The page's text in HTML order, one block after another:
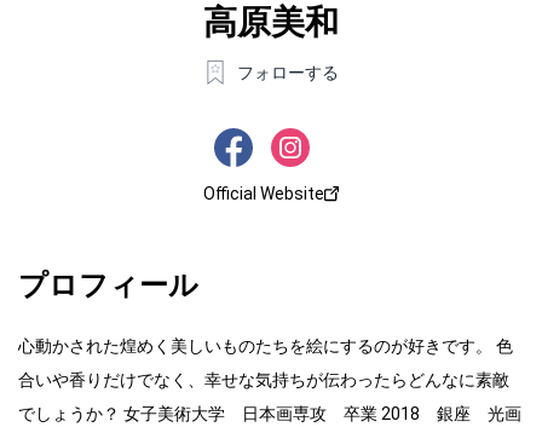
高原美和
フォローする
Official Website
プロフィール
心動かされた煌めく美しいものたちを絵にするのが好きです。 色
合いや香りだけでなく、幸せな気持ちが伝わったらどんなに素敵
でしょうか？ 女子美術大学 日本画専攻 卒業 2018 銀座 光画